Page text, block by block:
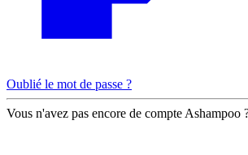
Oublié le mot de passe ?
Vous n'avez pas encore de compte Ashampoo